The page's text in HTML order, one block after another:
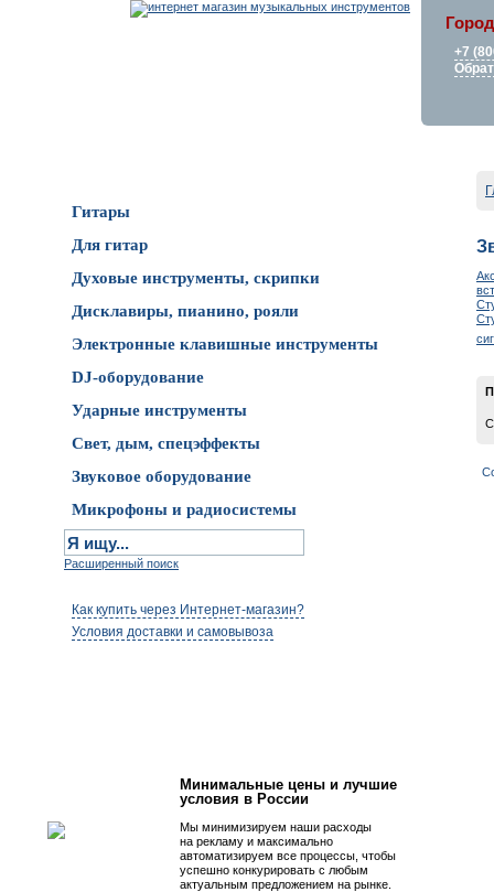
+7
Гитары
Для гитар
Духовые инструменты, скрипки
Дисклавиры, пианино, рояли
Электронные клавишные инструменты
DJ-оборудование
Ударные инструменты
Свет, дым, спецэффекты
Звуковое оборудование
Микрофоны и радиосистемы
Расширенный поиск
Как купить через Интернет-магазин?
Условия доставки и самовывоза
Минимальные цены и лучшие
условия в России
Мы минимизируем наши расходы
на рекламу и максимально
автоматизируем все процессы, чтобы
успешно конкурировать с любым
актуальным предложением на рынке.